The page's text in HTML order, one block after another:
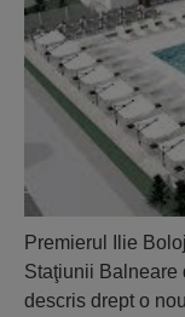
Premierul Ilie
Staţiunii Balneare
descris drept o